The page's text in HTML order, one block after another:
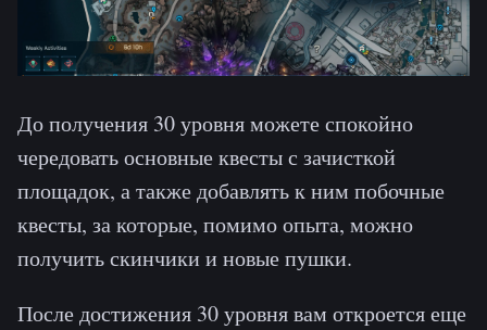
До получения 30 уровня можете спокойно
чередовать основные квесты с зачисткой
площадок, а также добавлять к ним побочные
квесты, за которые, помимо опыта, можно
получить скинчики и новые пушки.
После достижения 30 уровня вам откроется еще